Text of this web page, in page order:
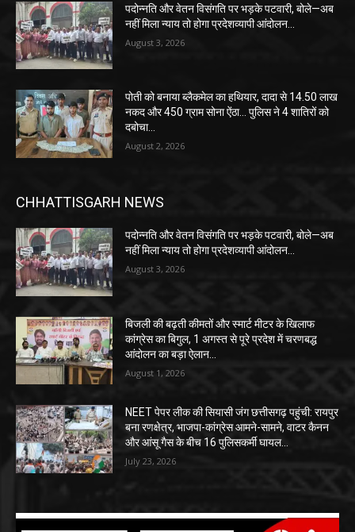
पदोन्नति और वेतन विसंगति पर भड़के पटवारी, बोले—अब
नहीं मिला न्याय तो होगा प्रदेशव्यापी आंदोलन…
August 3, 2026
पोती को बनाया ब्लैकमेल का हथियार, दादा से 14.50 लाख
नकद और 450 ग्राम सोना ऐंठा… पुलिस ने 4 शातिरों को
दबोचा…
August 2, 2026
CHHATTISGARH NEWS
पदोन्नति और वेतन विसंगति पर भड़के पटवारी, बोले—अब
नहीं मिला न्याय तो होगा प्रदेशव्यापी आंदोलन…
August 3, 2026
बिजली की बढ़ती कीमतों और स्मार्ट मीटर के खिलाफ
कांग्रेस का बिगुल, 1 अगस्त से पूरे प्रदेश में चरणबद्ध
आंदोलन का बड़ा ऐलान…
August 1, 2026
NEET पेपर लीक की सियासी जंग छत्तीसगढ़ पहुंची: रायपुर
बना रणक्षेत्र, भाजपा-कांग्रेस आमने-सामने, वाटर कैनन
और आंसू गैस के बीच 16 पुलिसकर्मी घायल…
July 23, 2026